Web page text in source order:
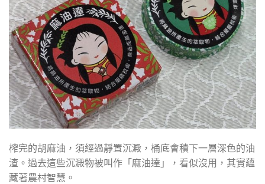
榨完的胡麻油，須經過靜置沉澱，桶底會積下一層深色的油
渣。過去這些沉澱物被叫作「麻油達」，看似沒用，其實蘊
藏著農村智慧。